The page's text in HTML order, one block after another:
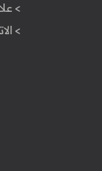
>
>